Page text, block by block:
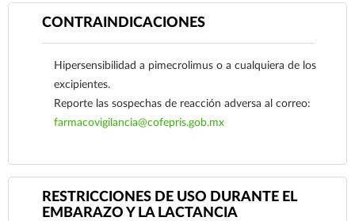
CONTRAINDICACIONES
Hipersensibilidad a pimecrolimus o a cualquiera de los
excipientes.
Reporte las sospechas de reacción adversa al correo:
farmacovigilancia@cofepris.gob.mx
RESTRICCIONES DE USO DURANTE EL
EMBARAZO Y LA LACTANCIA